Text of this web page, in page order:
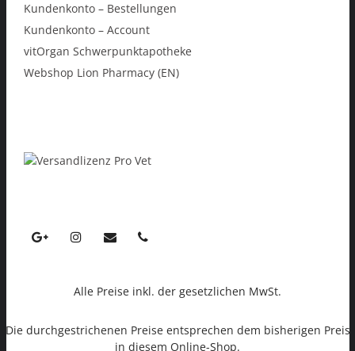
Kundenkonto – Bestellungen
Kundenkonto – Account
vitOrgan Schwerpunktapotheke
Webshop Lion Pharmacy (EN)
Alle Preise inkl. der gesetzlichen MwSt.
Die durchgestrichenen Preise entsprechen dem bisherigen Preis
in diesem Online-Shop.